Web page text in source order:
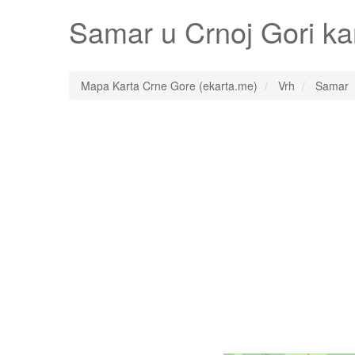
Samar u Crnoj Gori
Mapa Karta Crne Gore (ekarta.me) Vrh Samar